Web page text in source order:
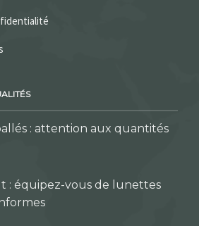
: attention aux quantités
: équipez-vous de lunettes